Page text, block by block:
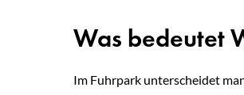
Was bedeutet
Im Fuhrpark unterscheidet